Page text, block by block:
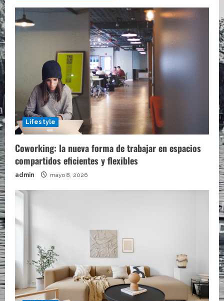
Lifestyle
Coworking: la nueva forma de trabajar en espacios
compartidos eficientes y flexibles
admin mayo 8, 2026